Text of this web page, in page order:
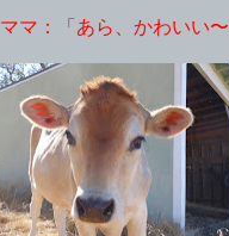
ママ：「あら、かわいい〜